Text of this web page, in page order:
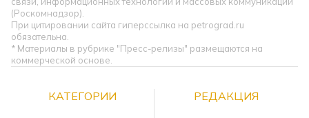
(Роскомнадзор).
При цитировании сайта гиперссылка на petrograd.ru
обязательна.
* Материалы в рубрике "Пресс-релизы" размещаются на
коммерческой основе.
КАТЕГОРИИ РЕДАКЦИЯ